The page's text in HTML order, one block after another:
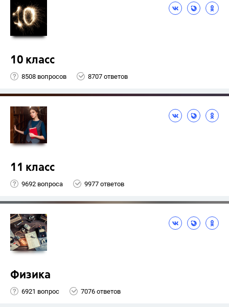
10 класс
8508 вопросов 8707 ответов
11 класс
9692 вопроса 9977 ответов
Физика
6921 вопрос 7076 ответов